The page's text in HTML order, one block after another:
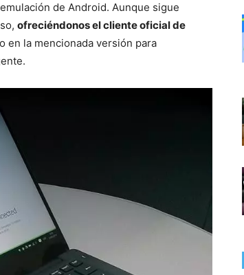
de Android. Aunque sigue
ofreciéndonos el cliente oficial de
en la mencionada versión para